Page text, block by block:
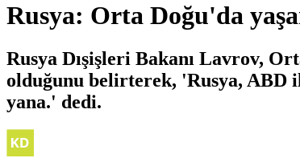
Rusya: Orta Doğu'da
Rusya Dışişleri Bakanı Lavrov,
olduğunu belirterek, 'Rusya, ABD
yana.' dedi.